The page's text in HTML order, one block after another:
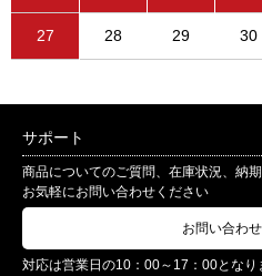
27 28 29 30
サポート
商品についてのご質問、在庫状況、納
お気軽にお問い合わせください
お問い合わ
対応は営業日の10：00～17：00となり